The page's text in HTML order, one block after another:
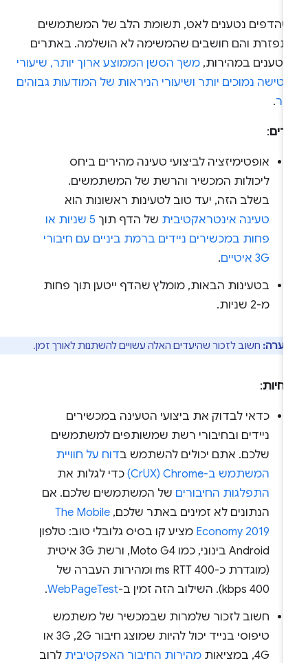
נטענים לאט, תשומת הלב של המשתמשים
והם חושבים שהמשימה לא הושלמה. באתרים
במהירות,משך הסשן הממוצע ארוך יותר, שיעורי
נמוכים יותר ושיעורי הניראות של המודעות גבוהים
אופטימיזציה לביצועי טעינה מהירים ביחס
ליכולות המכשיר והרשת של המשתמשים.
בשלב הזה, יעד טוב לטעינות ראשונות הוא
טעינה אינטראקטיביתשל הדף תוך 5 שניות או
פחות במכשירים ניידים ברמת ביניים עם חיבורי
.
בטעינות הבאות, מומלץ שהדף ייטען תוך פחות
הערה:חשוב לזכור שהיעדים האלה עשויים להשתנות לאורך זמן.
:
כדאי לבדוק את ביצועי הטעינה במכשירים
ניידים ובחיבורי רשת שמשותפים למשתמשים
שלכם. אתם יכולים להשתמש בדוח על חוויית
המשתמש ב-Chrome ‏(CrUX)
כדי לגלות את
התפלגות החיבוריםשל המשתמשים שלכם. אם
הנתונים לא זמינים באתר שלכם,The Mobile
Economy 2019מציע קו בסיס גלובלי טוב: טלפון
Android בינוני, כמו Moto G4, ורשת 3G איטית
(מוגדרת כ-400 ms RTT ומהירות העברה של
400 kbps). השילוב הזה זמין ב-
WebPageTest
.
חשוב לזכור שלמרות שבמכשיר של משתמש
טיפוסי בנייד יכול להיות שמוצג חיבור 2G,‏ 3G או
מהירות החיבור האפקטיביתלרוב